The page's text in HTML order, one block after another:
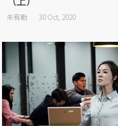
朱宥勳 30 Oct, 2020